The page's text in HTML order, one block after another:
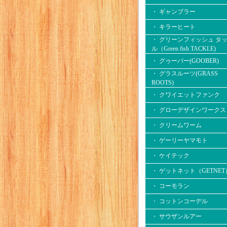
・ ギャンブラー
・ キラーヒート
・ グリーンフィッシュ タ
ル（Green fish TACKLE)
・ グゥーバー(GOOBER)
・ グラスルーツ(GRASS
ROOTS)
・ クワイエットファンク
・ グローデザインワークス
・ クリームワーム
・ ゲーリーヤマモト
・ ケイテック
・ ゲットネット（GETNET
・ コーモラン
・ コットンコーデル
・ サウザンルアー